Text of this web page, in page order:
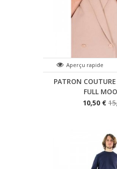
Aperçu rapide
PATRON
FULL
10,50 €